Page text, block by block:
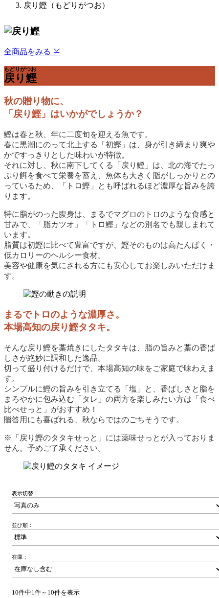
戻り鰹（もどりがつお）
全商品をみる
戻り鰹
もどりがつお
秋の贈り物に、
「戻り鰹」はいかがでしょうか？
鰹は春と秋、年に二度旬を迎える魚です。
春に黒潮にのって北上する「初鰹」は、身が引き締まり爽や
かですっきりとした味わいが特徴。
それに対し、秋に南下してくる「戻り鰹」は、北の海でたっ
ぷり餌を食べて栄養を蓄え、魚体も大きく脂がしっかりとの
っているため、「トロ鰹」とも呼ばれるほど濃厚な旨みを誇
ります。
特に脂がのった腹身は、まるでマグロのトロのような食感と
甘みで、「脂カツオ」「トロ鰹」などの別名でも親しまれて
います。
脂質は初鰹に比べて豊富ですが、鰹そのものは高たんぱく・
低カロリーのヘルシー食材。
美容や健康を気にされる方にも安心してお楽しみいただけま
す。
まるでトロのような濃厚さ。
本場高知の戻り鰹タタキ。
そんな戻り鰹を藁焼きにしたタタキは、脂の旨みと藁の香ば
しさが絶妙に調和した逸品。
切って盛り付けるだけで、本場高知の味をご家庭で味わえま
す。
シンプルに鰹の旨みを引き立てる「塩」と、香ばしさと脂を
まろやかに包み込む「タレ」の両方を楽しみたい方は「食べ
比べせっと」がおすすめ！
贈答用にも喜ばれる、秋ならではのごちそうです。
※「戻り鰹のタタキせっと」には薬味せっとが入っておりま
せん。予めご了承ください。
表示切替：
並び順：
在庫：
10件中1件～10件を表示